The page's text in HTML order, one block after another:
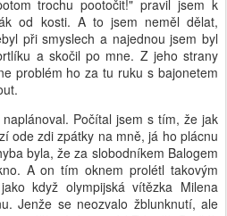
trochu pootočit!" pravil jsem k
od kosti. A to jsem neměl dělat,
při smyslech a najednou jsem byl
a skočil po mne. Z jeho strany
problém ho za tu ruku s bajonetem
Počítal jsem s tím, že jak
ode zdi zpátky na mně, já ho plácnu
byla, že za slobodníkem Balogem
A on tím oknem prolétl takovým
když olympijská vítězka Milena
Jenže se neozvalo žblunknutí, ale